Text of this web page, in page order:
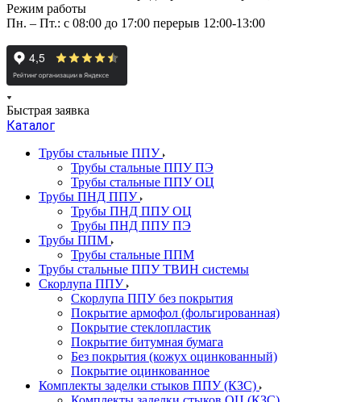
Режим работы
Пн. – Пт.: с 08:00 до 17:00 перерыв 12:00-13:00
Быстрая заявка
Каталог
Трубы стальные ППУ
Трубы стальные ППУ ПЭ
Трубы стальные ППУ ОЦ
Трубы ПНД ППУ
Трубы ПНД ППУ ОЦ
Трубы ПНД ППУ ПЭ
Трубы ППМ
Трубы стальные ППМ
Трубы стальные ППУ ТВИН системы
Скорлупа ППУ
Скорлупа ППУ без покрытия
Покрытие армофол (фольгированная)
Покрытие стеклопластик
Покрытие битумная бумага
Без покрытия (кожух оцинкованный)
Покрытие оцинкованное
Комплекты заделки стыков ППУ (КЗС)